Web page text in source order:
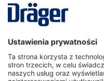
Serwisowa linia hotline
O nas